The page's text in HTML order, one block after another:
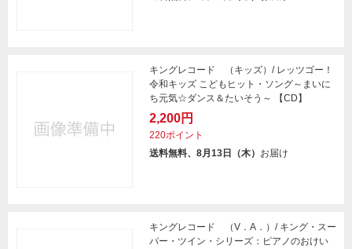
キングレコード （キッズ）/ レッツゴー！
令和キッズ こどもヒット・ソング～まいに
ち元気☆ダンス＆たいそう～ 【CD】
2,200円
220ポイント
送料無料、8月13日（木） お届け
キングレコード （V．A．）/ キング・スー
パー・ツイン・シリーズ：ピアノのおけい